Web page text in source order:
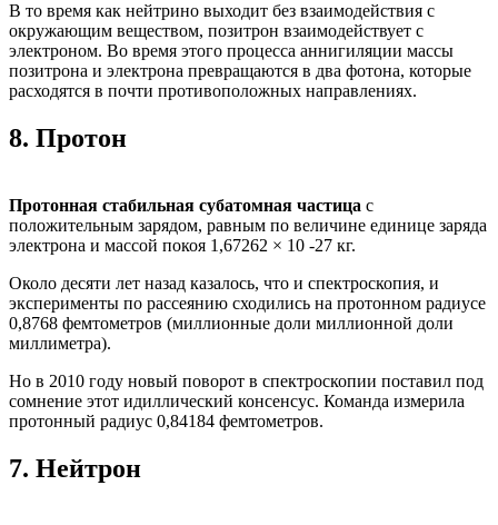
В то время как нейтрино выходит без взаимодействия с
окружающим веществом, позитрон взаимодействует с
электроном. Во время этого процесса аннигиляции массы
позитрона и электрона превращаются в два фотона, которые
расходятся в почти противоположных направлениях.
8. Протон
Протонная стабильная субатомная частица с
положительным зарядом, равным по величине единице заряда
электрона и массой покоя 1,67262 × 10 -27 кг.
Около десяти лет назад казалось, что и спектроскопия, и
эксперименты по рассеянию сходились на протонном радиусе
0,8768 фемтометров (миллионные доли миллионной доли
миллиметра).
Но в 2010 году новый поворот в спектроскопии поставил под
сомнение этот идиллический консенсус. Команда измерила
протонный радиус 0,84184 фемтометров.
7. Нейтрон